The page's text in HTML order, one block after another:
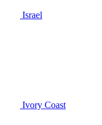
Israel
Ivory Coast